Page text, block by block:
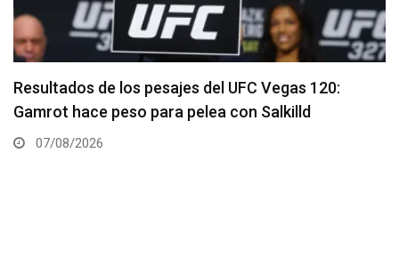
Quillan Salkilld es favorito para la pelea estelar de
UFC Vegas 120
06/08/2026